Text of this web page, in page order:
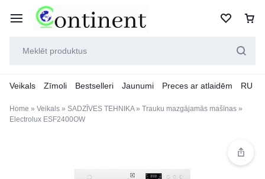
Veikals Zīmoli Bestselleri Jaunumi Preces ar atlaidēm RU
Home » Veikals » SADZĪVES TEHNIKA» Trauku mazgājamās mašīnas »
Electrolux ESF2400OW